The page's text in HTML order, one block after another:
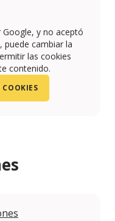
y no aceptó
puede cambiar la
las cookies
contenido.